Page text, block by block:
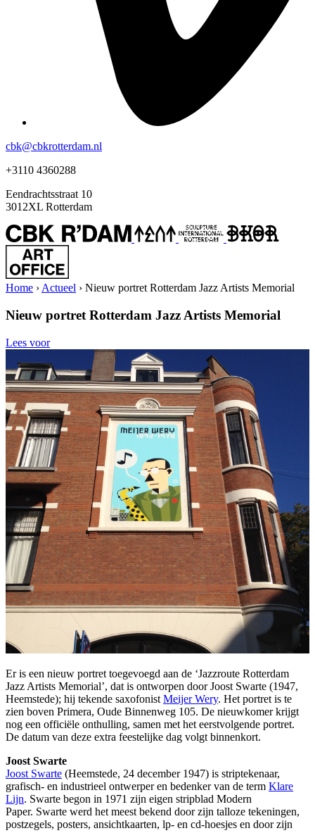
cbk@cbkrotterdam.nl
+3110 4360288
Eendrachtsstraat 10
3012XL Rotterdam
Home › Actueel › Nieuw portret Rotterdam Jazz Artists Memorial
Nieuw portret Rotterdam Jazz Artists Memorial
Lees voor
Er is een nieuw portret toegevoegd aan de ‘Jazzroute Rotterdam
Jazz Artists Memorial’, dat is ontworpen door Joost Swarte (1947,
Heemstede); hij tekende saxofonist Meijer Wery. Het portret is te
zien boven Primera, Oude Binnenweg 105. De nieuwkomer krijgt
nog een officiële onthulling, samen met het eerstvolgende portret.
De datum van deze extra feestelijke dag volgt binnenkort.
Joost Swarte
Joost Swarte (Heemstede, 24 december 1947) is striptekenaar,
grafisch- en industrieel ontwerper en bedenker van de term Klare
Lijn. Swarte begon in 1971 zijn eigen stripblad Modern
Paper. Swarte werd het meest bekend door zijn talloze tekeningen,
postzegels, posters, ansichtkaarten, lp- en cd-hoesjes en door zijn